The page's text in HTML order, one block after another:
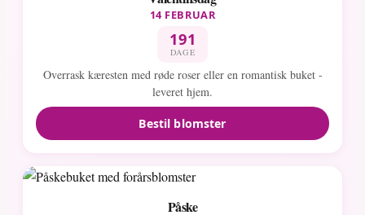
14 FEBRUAR
191
DAGE
Overrask kæresten med røde roser eller en romantisk buket -
leveret hjem.
Bestil blomster
Påske